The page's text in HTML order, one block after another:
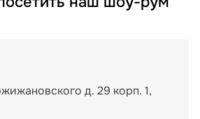
д. 29 корп. 1,